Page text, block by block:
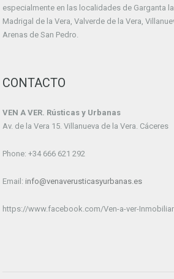
especialmente en las localidades de Garganta
Madrigal de la Vera, Valverde de la Vera,
Arenas de San Pedro.
CONTACTO
VEN A VER. Rústicas y Urbanas
Av. de la Vera 15. Villanueva de la Vera. Cáceres
Phone: +34 666 621 292
Email: info@venaverusticasyurbanas.es
https://www.facebook.com/Ven-a-ver-